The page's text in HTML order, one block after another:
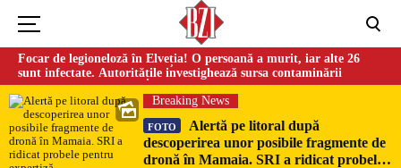
Focar de legioneloză în Elveția! O persoană a murit, iar alte 26
sunt infectate. Autoritățile investighează sursa contaminării
Breaking News
FOTO
Alertă pe litoral după
descoperirea unor posibile fragmente de
dronă în Mamaia. SRI a ridicat probele